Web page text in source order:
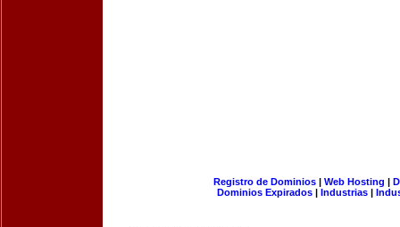
Registro de Dominios| Web Hosting |
Dominios Expirados | Industrias |